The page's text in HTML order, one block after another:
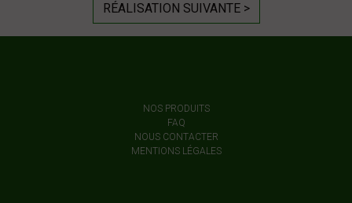
RÉALISATION SUIVANTE >
NOS PRODUITS
FAQ
NOUS CONTACTER
MENTIONS LÉGALES